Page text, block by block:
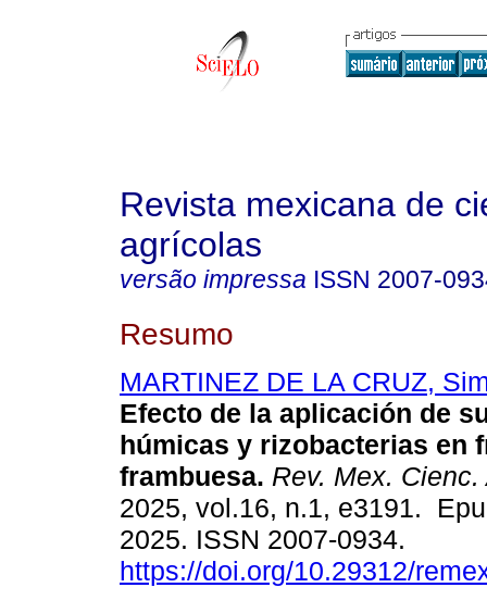
Revista mexicana de
agrícolas
versão impressa ISSN 2007-
Resumo
MARTINEZ DE LA CRUZ,
Efecto de la aplicación de
húmicas y rizobacterias en
frambuesa. Rev. Mex.
2025, vol.16, n.1, e3191.
2025. ISSN 2007-0934.
https://doi.org/10.29312/